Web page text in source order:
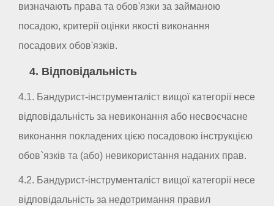
визначають права та обов'язки за займаною
посадою, критерії оцінки якості виконання
посадових обов'язків.
4. Відповідальність
4.1. Бандурист-інструменталіст вищої категорії несе
відповідальність за невиконання або несвоєчасне
виконання покладених цією посадовою інструкцією
обов`язків та (або) невикористання наданих прав.
4.2. Бандурист-інструменталіст вищої категорії несе
відповідальність за недотримання правил